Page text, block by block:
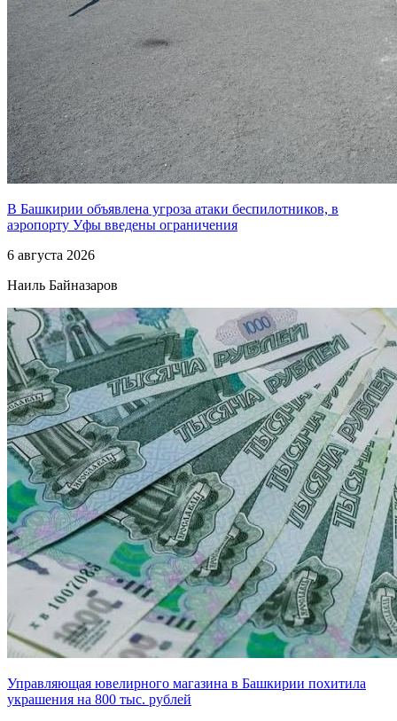
В Башкирии объявлена угроза атаки беспилотников, в
аэропорту Уфы введены ограничения
6 августа 2026
Наиль Байназаров
Управляющая ювелирного магазина в Башкирии похитила
украшения на 800 тыс. рублей